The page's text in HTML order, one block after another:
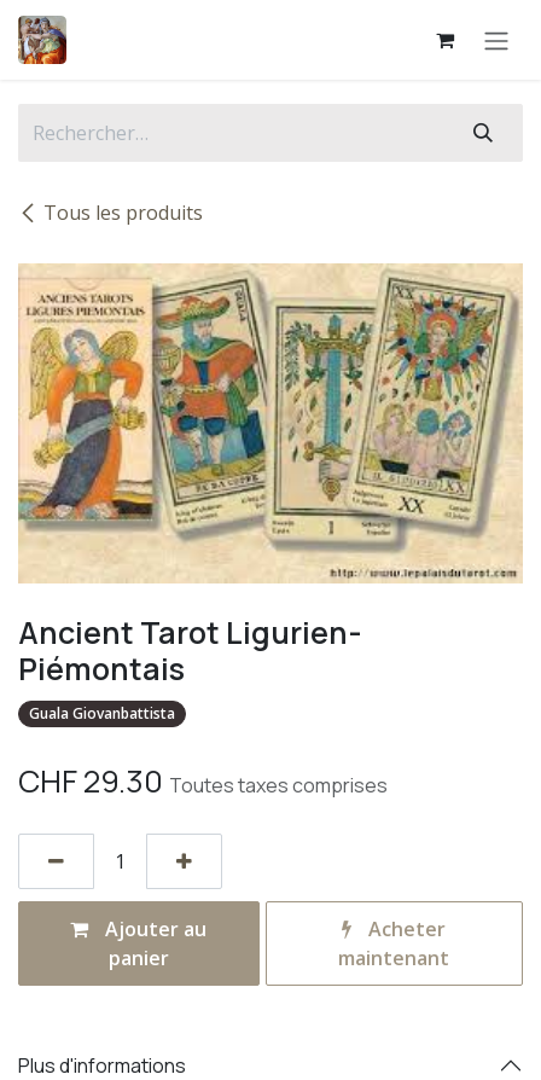
Se rendre au contenu
Tous les produits
Ancient Tarot Ligurien-
Piémontais
Guala Giovanbattista
CHF29.30 Toutes taxes comprises
Ajouter au
panier
Acheter
maintenant
Plus d'informations